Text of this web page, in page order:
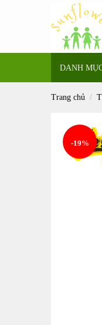
dung
DANH
Trang chủ /
-19%